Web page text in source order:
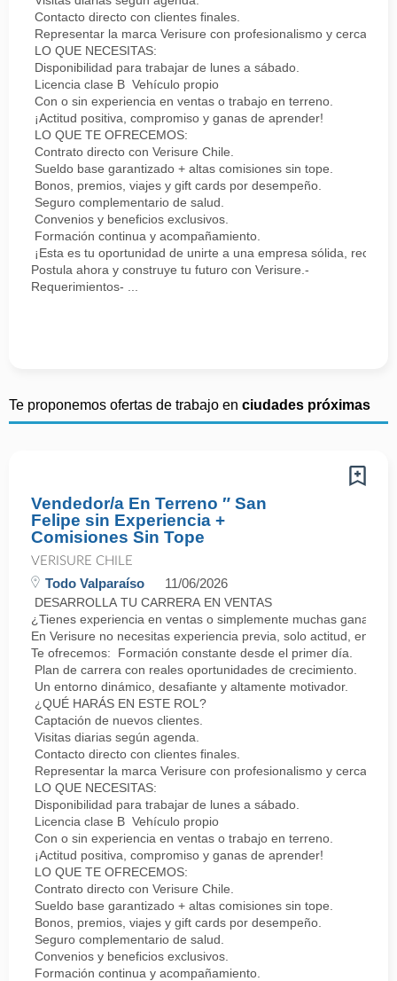
Contacto directo con clientes finales.
Representar la marca Verisure con profesionalismo y cercanía.
LO QUE NECESITAS:
Disponibilidad para trabajar de lunes a sábado.
Licencia clase B Vehículo propio
Con o sin experiencia en ventas o trabajo en terreno.
¡Actitud positiva, compromiso y ganas de aprender!
LO QUE TE OFRECEMOS:
Contrato directo con Verisure Chile.
Sueldo base garantizado + altas comisiones sin tope.
Bonos, premios, viajes y gift cards por desempeño.
Seguro complementario de salud.
Convenios y beneficios exclusivos.
Formación continua y acompañamiento.
¡Esta es tu oportunidad de unirte a una empresa sólida,
Postula ahora y construye tu futuro con Verisure.-
Requerimientos- ...
Te proponemos ofertas de trabajo en ciudades próximas
Vendedor/a En Terreno ″ San
Felipe sin Experiencia +
Comisiones Sin Tope
VERISURE CHILE
Todo Valparaíso 11/06/2026
DESARROLLA TU CARRERA EN VENTAS
¿Tienes experiencia en ventas o simplemente muchas ganas
En Verisure no necesitas experiencia previa, solo actitud,
Te ofrecemos: Formación constante desde el primer día.
Plan de carrera con reales oportunidades de crecimiento.
Un entorno dinámico, desafiante y altamente motivador.
¿QUÉ HARÁS EN ESTE ROL?
Captación de nuevos clientes.
Visitas diarias según agenda.
Contacto directo con clientes finales.
Representar la marca Verisure con profesionalismo y cercanía.
LO QUE NECESITAS:
Disponibilidad para trabajar de lunes a sábado.
Licencia clase B Vehículo propio
Con o sin experiencia en ventas o trabajo en terreno.
¡Actitud positiva, compromiso y ganas de aprender!
LO QUE TE OFRECEMOS:
Contrato directo con Verisure Chile.
Sueldo base garantizado + altas comisiones sin tope.
Bonos, premios, viajes y gift cards por desempeño.
Seguro complementario de salud.
Convenios y beneficios exclusivos.
Formación continua y acompañamiento.